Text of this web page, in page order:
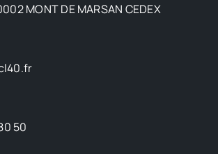
MONT DE MARSAN CEDEX
50